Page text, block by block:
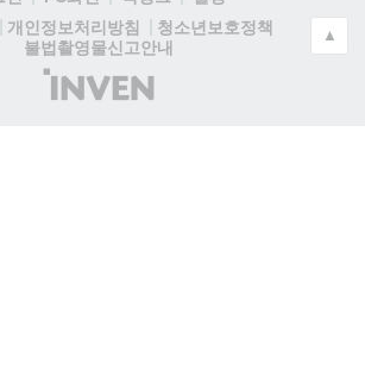
개인정보처리방침
청소년보호정책
불법촬영물신고안내
(주)
인
▲